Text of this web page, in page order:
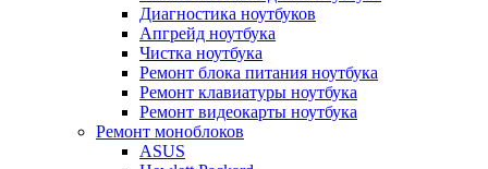
Диагностика ноутбуков
Апгрейд ноутбука
Чистка ноутбука
Ремонт блока питания ноутбука
Ремонт клавиатуры ноутбука
Ремонт видеокарты ноутбука
Ремонт моноблоков
ASUS